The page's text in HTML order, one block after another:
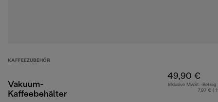
KAFFEEZUBEHÖR
Vakuum-
Kaffeebehälter
49,90 €
Inklusive MwSt.-Betrag
7,97 € (